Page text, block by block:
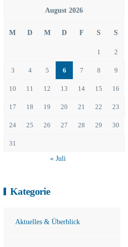
August 2026
M D M D F S S
1 2
3 4 5 6 7 8 9
10 11 12 13 14 15 16
17 18 19 20 21 22 23
24 25 26 27 28 29 30
31
« Juli
Kategorie
Aktuelles & Überblick